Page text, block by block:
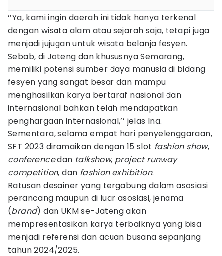
‘’Ya, kami ingin daerah ini tidak hanya terkenal
dengan wisata alam atau sejarah saja, tetapi juga
menjadi jujugan untuk wisata belanja fesyen.
Sebab, di Jateng dan khususnya Semarang,
memiliki potensi sumber daya manusia di bidang
fesyen yang sangat besar dan mampu
menghasilkan karya bertaraf nasional dan
internasional bahkan telah mendapatkan
penghargaan internasional,’’ jelas Ina.
Sementara, selama empat hari penyelenggaraan,
SFT 2023 diramaikan dengan 15 slot fashion show,
conferencedan talkshow, project runway
competition, dan fashion exhibition.
Ratusan desainer yang tergabung dalam asosiasi
perancang maupun di luar asosiasi, jenama
(brand) dan UKM se-Jateng akan
mempresentasikan karya terbaiknya yang bisa
menjadi referensi dan acuan busana sepanjang
tahun 2024/2025.